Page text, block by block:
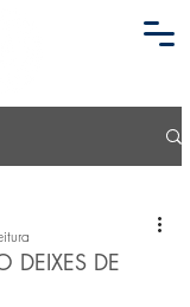
DEIXES DE